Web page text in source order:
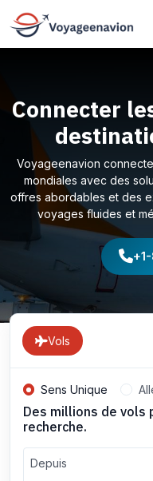
Connecter
Voyageenavion
mondiales avec des
offres abordables et des
voyages fluides et
Vols
Sens Unique
Des millions de vols
recherche.
Depuis